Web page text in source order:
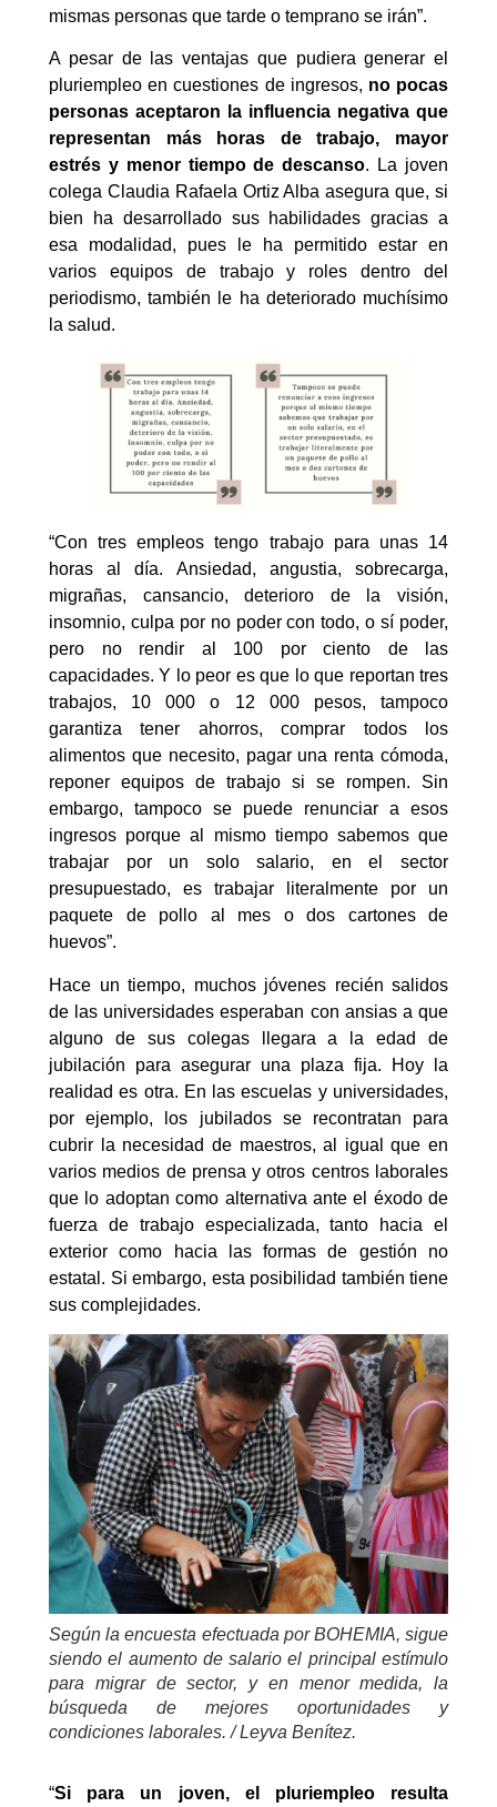
mismas personas que tarde o temprano se irán”.
A pesar de las ventajas que pudiera generar el
pluriempleo en cuestiones de ingresos, no pocas
personas aceptaron la influencia negativa que
representan más horas de trabajo, mayor
estrés y menor tiempo de descanso. La joven
colega Claudia Rafaela Ortiz Alba asegura que, si
bien ha desarrollado sus habilidades gracias a
esa modalidad, pues le ha permitido estar en
varios equipos de trabajo y roles dentro del
periodismo, también le ha deteriorado muchísimo
la salud.
“Con tres empleos tengo trabajo para unas 14
horas al día. Ansiedad, angustia, sobrecarga,
migrañas, cansancio, deterioro de la visión,
insomnio, culpa por no poder con todo, o sí poder,
pero no rendir al 100 por ciento de las
capacidades. Y lo peor es que lo que reportan tres
trabajos, 10 000 o 12 000 pesos, tampoco
garantiza tener ahorros, comprar todos los
alimentos que necesito, pagar una renta cómoda,
reponer equipos de trabajo si se rompen. Sin
embargo, tampoco se puede renunciar a esos
ingresos porque al mismo tiempo sabemos que
trabajar por un solo salario, en el sector
presupuestado, es trabajar literalmente por un
paquete de pollo al mes o dos cartones de
huevos”.
Hace un tiempo, muchos jóvenes recién salidos
de las universidades esperaban con ansias a que
alguno de sus colegas llegara a la edad de
jubilación para asegurar una plaza fija. Hoy la
realidad es otra. En las escuelas y universidades,
por ejemplo, los jubilados se recontratan para
cubrir la necesidad de maestros, al igual que en
varios medios de prensa y otros centros laborales
que lo adoptan como alternativa ante el éxodo de
fuerza de trabajo especializada, tanto hacia el
exterior como hacia las formas de gestión no
estatal. Si embargo, esta posibilidad también tiene
sus complejidades.
Según la encuesta efectuada porBOHEMIA, sigue
siendo el aumento de salario el principal estímulo
para migrar de sector, y en menor medida, la
búsqueda de mejores oportunidades y
condiciones laborales. / Leyva Benítez.
“Si para un joven, el pluriempleo resulta